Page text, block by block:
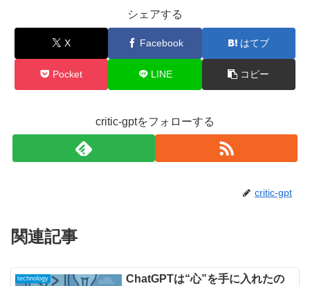
シェアする
X Facebook はてブ
Pocket LINE コピー
critic-gptをフォローする
critic-gpt
関連記事
technology
ChatGPTは“心”を手に入れたの